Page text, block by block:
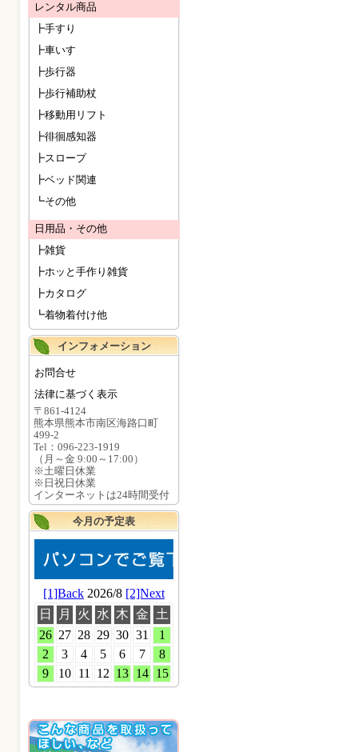
レンタル商品
┣手すり
┣車いす
┣歩行器
┣歩行補助杖
┣移動用リフト
┣徘徊感知器
┣スロープ
┣ベッド関連
┗その他
日用品・その他
┣雑貨
┣ホッと手作り雑貨
┣カタログ
┗着物着付け他
インフォメーション
お問合せ
法律に基づく表示
〒861-4124
熊本県熊本市南区海路口町
499-2
Tel：096-223-1919
（月～金 9:00～17:00）
※土曜日休業
※日祝日休業
インターネットは24時間受付
今月の予定表